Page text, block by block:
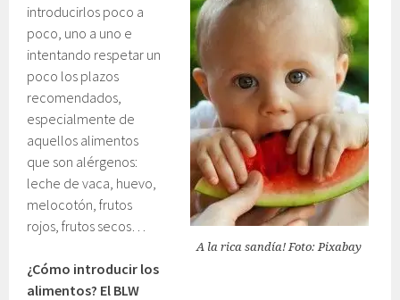
A la rica sandía! Foto: Pixabay
introducirlos poco a
poco, uno a uno e
intentando respetar un
poco los plazos
recomendados,
especialmente de
aquellos alimentos
que son alérgenos:
leche de vaca, huevo,
melocotón, frutos
rojos, frutos secos…
¿Cómo introducir los
alimentos? El BLW